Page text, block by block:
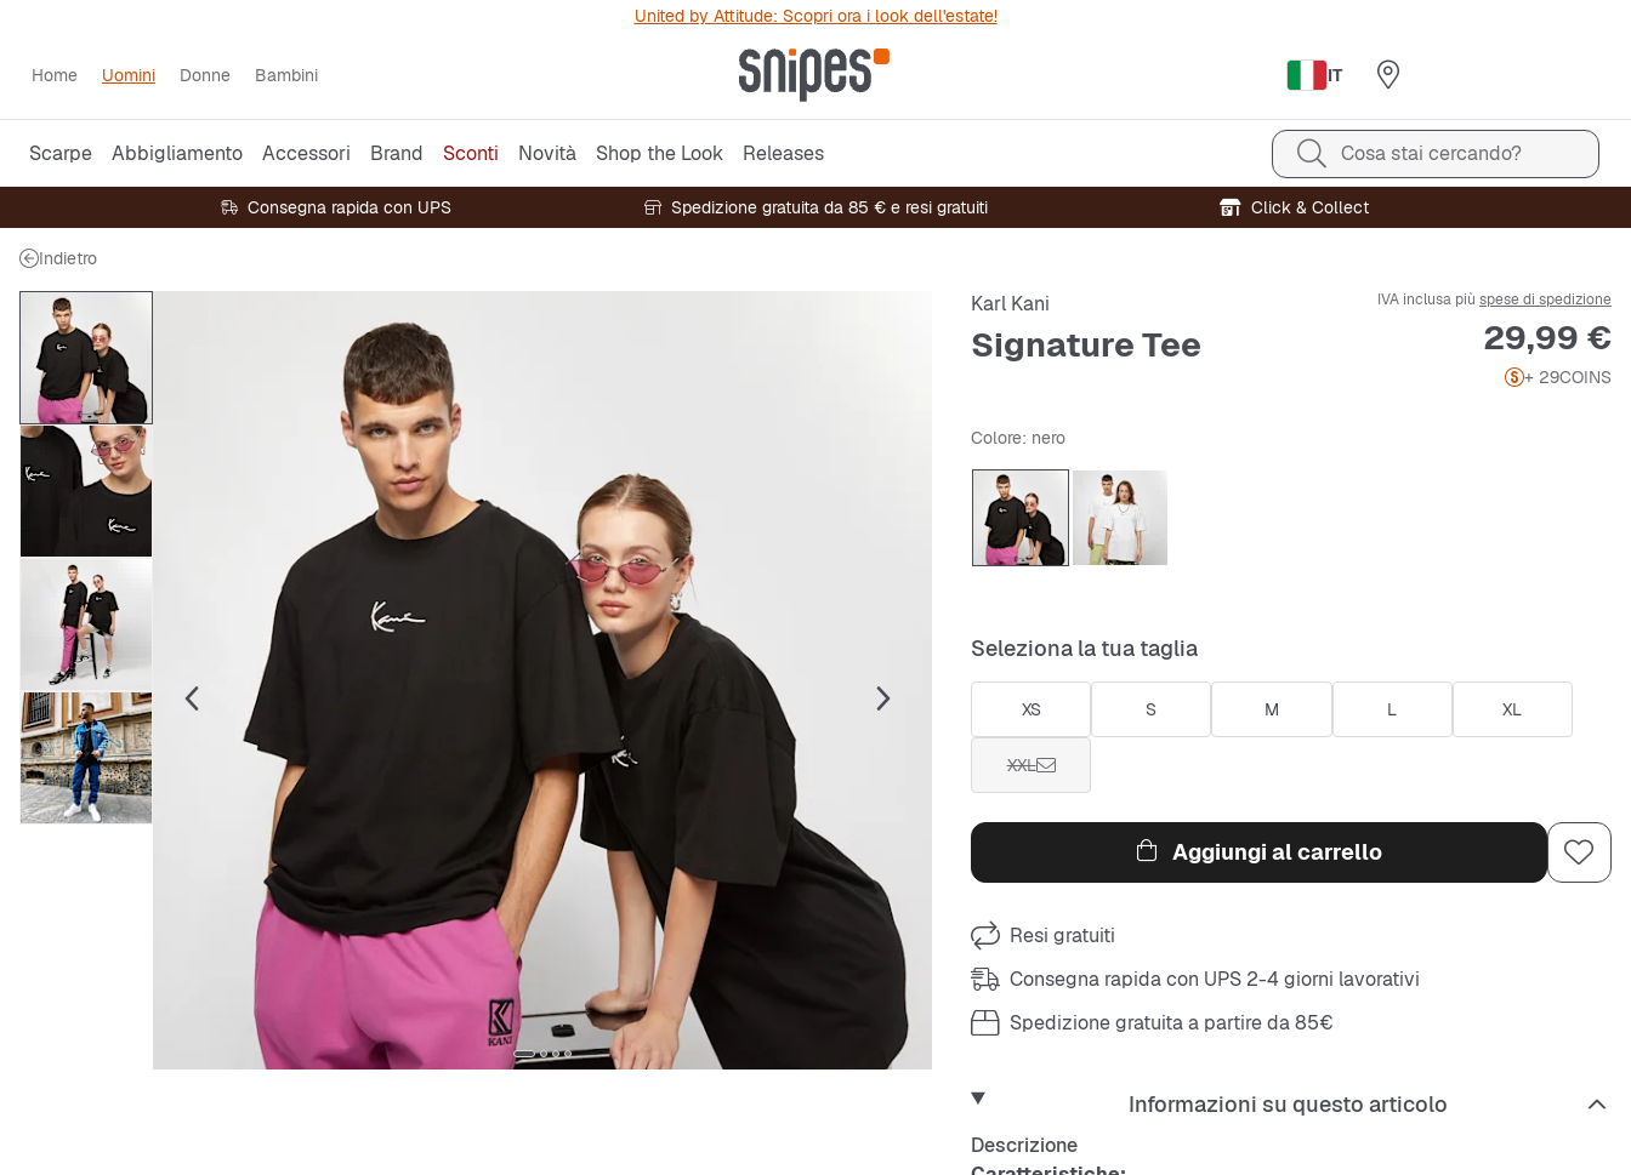
United by Attitude: Scopri ora i look dell'estate!
Home Uomini Donne Bambini IT
Scarpe Abbigliamento Accessori Brand Sconti Novità Shop the Look Releases Cosa stai cercando?
Consegna rapida con UPS Spedizione gratuita da 85 € e resi gratuiti Click & Collect
Indietro
Karl Kani
Signature Tee
IVA inclusa più spese di spedizione
Prezzo
29,99 €
+ 29COINS
Colore: nero
Seleziona la tua taglia
XS S M L XL
XXL
Aggiungi al carrello
Resi gratuiti
Consegna rapida con UPS 2-4 giorni lavorativi
Spedizione gratuita a partire da 85€
Informazioni su questo articolo
Descrizione